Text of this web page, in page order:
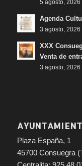
5 agosto, 2026
Agenda
3 agosto, 2026
XXX
Venta de
3 agosto, 2026
Plaza España, 1
45700 Consuegra